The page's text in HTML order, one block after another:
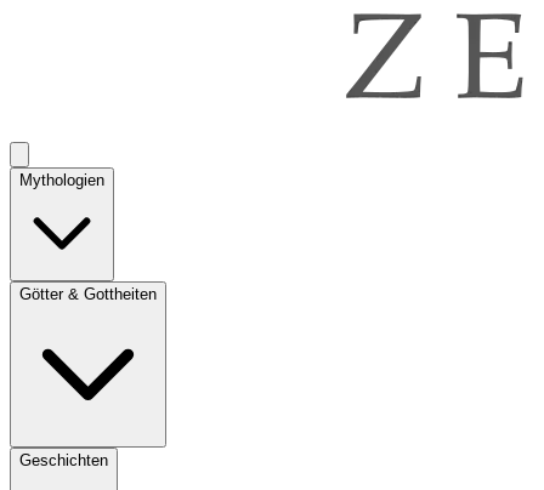
Mythologien
Götter & Gottheiten
Geschichten